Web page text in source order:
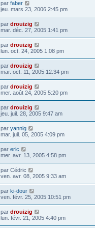
par faber
jeu. mars 23, 2006 2:45 pm
par drouizig
mar. déc. 27, 2005 1:41 pm
par drouizig
lun. oct. 24, 2005 1:08 pm
par drouizig
mar. oct. 11, 2005 12:34 pm
par drouizig
mer. août 24, 2005 5:20 pm
par drouizig
jeu. juil. 28, 2005 9:47 am
par yannig
mar. juil. 05, 2005 4:09 pm
par eric
mer. avr. 13, 2005 4:58 pm
par Cédric
ven. avr. 08, 2005 9:33 am
par ki-dour
ven. févr. 25, 2005 10:51 pm
par drouizig
lun. févr. 21, 2005 4:40 pm